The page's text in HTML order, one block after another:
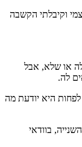
וקיבלתי הקשבה
או שלא, אבל
לה.
לפחות היא יודעת מה
בוודאי